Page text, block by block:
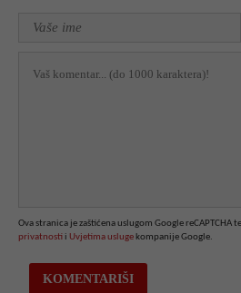
Ova stranica je zaštićena uslugom Google reCAPTCHA
privatnosti i Uvjetima usluge kompanije Google.